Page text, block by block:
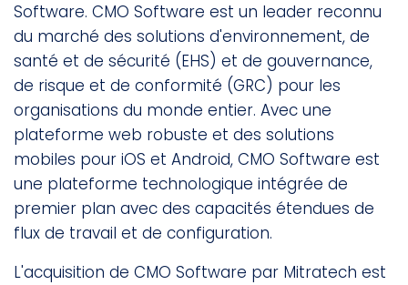
Software. CMO Software est un leader reconnu
du marché des solutions d'environnement, de
santé et de sécurité (EHS) et de gouvernance,
de risque et de conformité (GRC) pour les
organisations du monde entier. Avec une
plateforme web robuste et des solutions
mobiles pour iOS et Android, CMO Software est
une plateforme technologique intégrée de
premier plan avec des capacités étendues de
flux de travail et de configuration.
L'acquisition de CMO Software par Mitratech est